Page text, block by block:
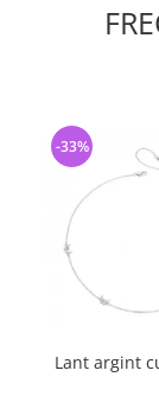
Lant argint
-33%